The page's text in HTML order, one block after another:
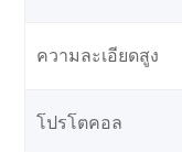
ความละเอียดสูง
โปรโตคอล